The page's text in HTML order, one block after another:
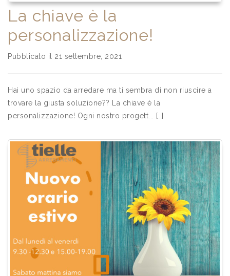
La chiave è la
personalizzazione!
Pubblicato il 21 settembre, 2021
Hai uno spazio da arredare ma ti sembra di non riuscire a
trovare la giusta soluzione?? La chiave è la
personalizzazione! Ogni nostro progett... […]